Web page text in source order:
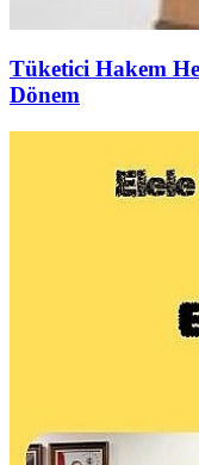
Tüketici Hakem
Dönem